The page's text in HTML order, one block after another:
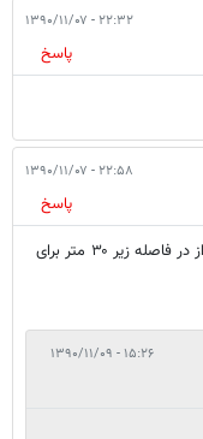
۲۲:۳۲ - ۱۳۹۰/۱۱/۰۷
پاسخ
۲۲:۵۸ - ۱۳۹۰/۱۱/۰۷
پاسخ
در هنگام شلیک راکت وجود نفرات در پشت تیر انداز در فاصله زیر ۳۰ متر برای
۱۵:۲۶ - ۱۳۹۰/۱۱/۰۹